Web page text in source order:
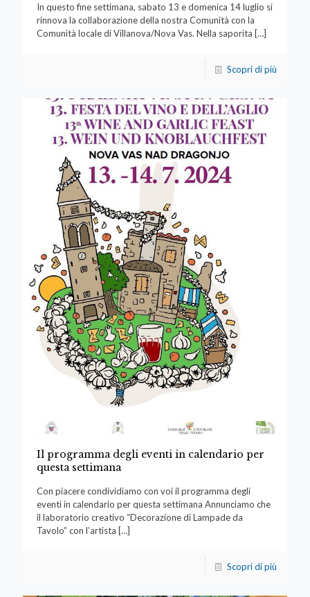
In questo fine settimana, sabato 13 e domenica 14 luglio si
rinnova la collaborazione della nostra Comunità con la
Comunità locale di Villanova/Nova Vas. Nella saporita […]
Scopri di più
Il programma degli eventi in calendario per
questa settimana
Con piacere condividiamo con voi il programma degli
eventi in calendario per questa settimana Annunciamo che
il laboratorio creativo “Decorazione di Lampade da
Tavolo” con l’artista […]
Scopri di più